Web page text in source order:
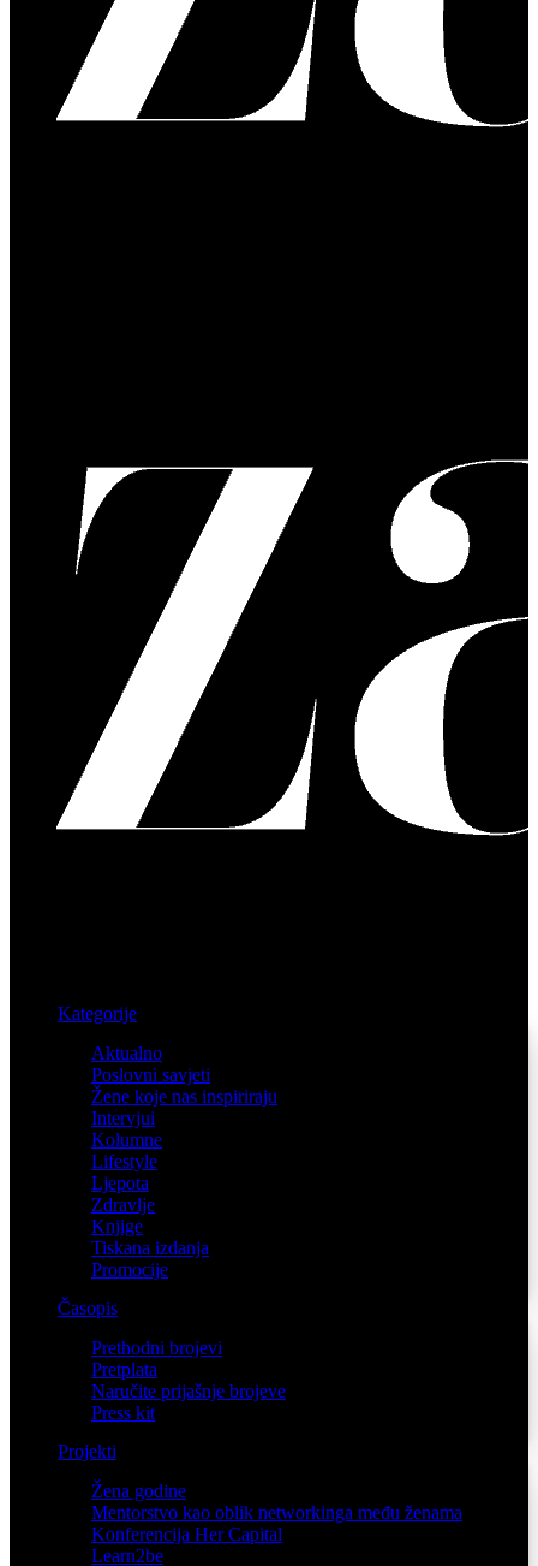
Kategorije
Aktualno
Poslovni savjeti
Žene koje nas inspiriraju
Intervjui
Kolumne
Lifestyle
Ljepota
Zdravlje
Knjige
Tiskana izdanja
Promocije
Časopis
Prethodni brojevi
Pretplata
Naručite prijašnje brojeve
Press kit
Projekti
Žena godine
Mentorstvo kao oblik networkinga među ženama
Konferencija Her Capital
Learn2be